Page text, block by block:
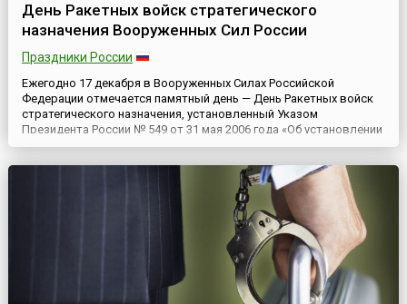
День Ракетных войск стратегического
назначения Вооруженных Сил России
Праздники России
Ежегодно 17 декабря в Вооруженных Силах Российской
Федерации отмечается памятный день — День Ракетных войск
стратегического назначения, установленный Указом
Президента России № 549 от 31 мая 2006 года «Об установлении
профессиональных праздников и памятных дней в
качестве профессионального праздника День РВСН был
установлен Указом Президента РФ № ...